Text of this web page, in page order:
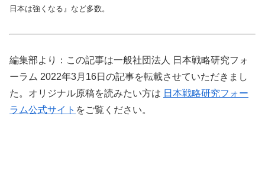
日本は強くなる』など多数。
編集部より：この記事は一般社団法人 日本戦略研究フォ
ーラム 2022年3月16日の記事を転載させていただきまし
た。オリジナル原稿を読みたい方は 日本戦略研究フォー
ラム公式サイト をご覧ください。